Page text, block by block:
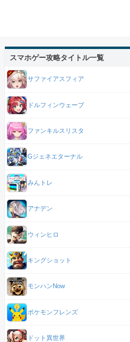
スマホゲー攻略タイトル一覧
サファイアスフィア
ドルフィンウェーブ
ファンキルスリスタ
Gジェネエターナル
みんトレ
アナデン
ウィンヒロ
キングショット
モンハンNow
ポケモンフレンズ
ドット異世界